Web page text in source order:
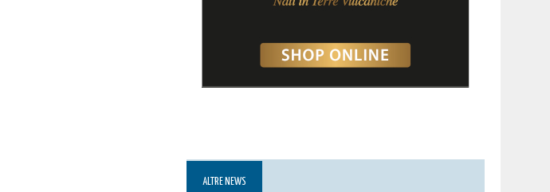
ALTRE NEWS